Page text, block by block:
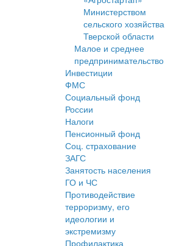
Министерством
сельского хозяйства
Тверской области
Малое и среднее
предпринимательство
Инвестиции
ФМС
Социальный фонд
России
Налоги
Пенсионный фонд
Соц. страхование
ЗАГС
Занятость населения
ГО и ЧС
Противодействие
терроризму, его
идеологии и
экстремизму
Профилактика